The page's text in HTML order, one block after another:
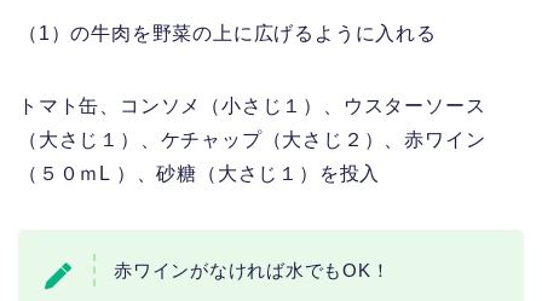
（1）の牛肉を野菜の上に広げるように入れる
トマト缶、コンソメ（小さじ１）、ウスターソース
（大さじ１）、ケチャップ（大さじ２）、赤ワイン
（５０ｍL ）、砂糖（大さじ１）を投入
赤ワインがなければ水でもOK！